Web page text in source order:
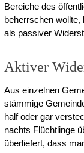
Bereiche des
beherrschen
als passiver
Aktiver
Aus einzelnen
stämmige
half oder gar
nachts Flüchtlinge
überliefert, dass